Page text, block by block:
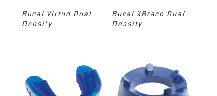
Bucal Virtuo Dual
Density
Bucal XBrace Dual
Density